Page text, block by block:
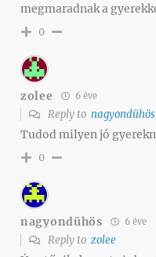
megmaradnak a
0
zolee 6 éve
Reply to nagyondühös
Tudod milyen jó
0
nagyondühös 6 éve
Reply to zolee